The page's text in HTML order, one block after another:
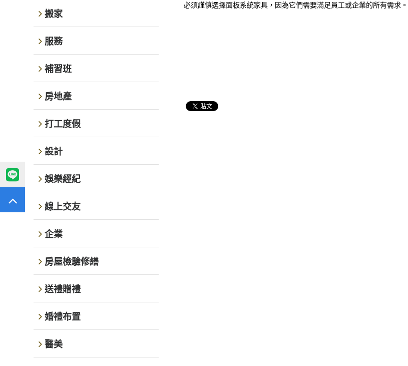
必須謹慎選擇面板系統家具，因為它們需要滿足員工或企業的所有需求
搬家
服務
補習班
房地產
打工度假
設計
娛樂經紀
線上交友
企業
房屋檢驗修繕
送禮贈禮
婚禮布置
醫美